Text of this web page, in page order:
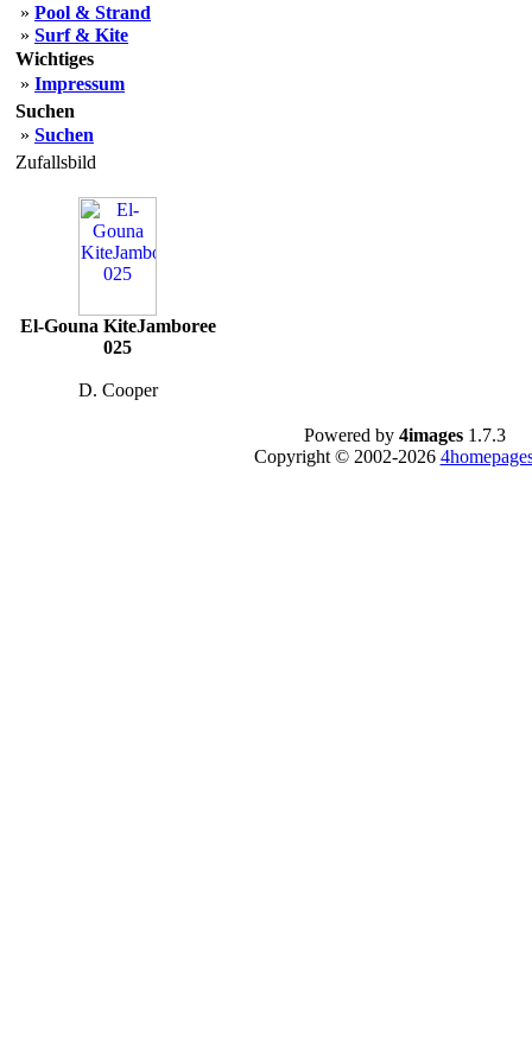
» Pool & Strand
» Surf & Kite
Wichtiges
» Impressum
Suchen
» Suchen
Zufallsbild
El-Gouna KiteJamboree
025
D. Cooper
Powered by 4images 1.7.3
Copyright © 2002-2026